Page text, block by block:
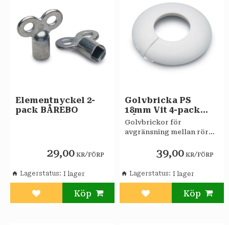
Elementnyckel 2-
pack BÅREBO
29,00 KR/FÖRP
Lägg till i favoriter
Lagerstatus
Golvbricka PS
18mm Vit 4-pack
BÅREBO
Golvbrickor för
avgränsning mellan rör
värmerör.39,00 KR/FÖRP
Lägg till i favoriter
Lagerstatus